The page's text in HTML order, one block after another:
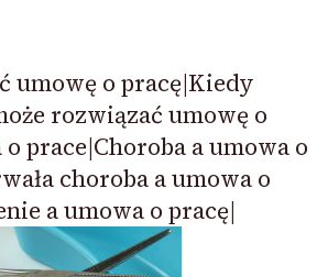
umowę o pracę|Kiedy
rozwiązać umowę o
prace|Choroba a umowa o
choroba a umowa o
a umowa o pracę|